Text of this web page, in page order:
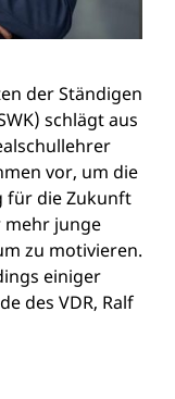
der Ständigen
schlägt aus
vor, um die
für die Zukunft
mehr junge
zu motivieren.
einiger
des VDR, Ralf